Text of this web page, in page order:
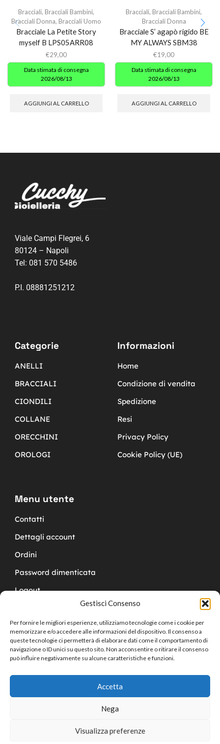
Gestisci Consenso
Per fornire le migliori esperienze, utilizziamo tecnologie come i cookie per
memorizzare e/o accedere alle informazioni del dispositivo. Il consenso a
queste tecnologie ci permetterà di elaborare dati come il comportamento di
navigazione o ID unici su questo sito. Non acconsentire o ritirare il consenso
può influire negativamente su alcune caratteristiche e funzioni.
Accetta
Nega
Visualizza preferenze
Bracciali, Bracciali Bambini,
Bracciali Donna, Bracciali Uomo
Bracciale La Petite Story
myself B LPS05ARR08
€29,00
Data stimata di consegna
2026/08/13
AGGIUNGI AL CARRELLO
Bracciali, Bracciali Bambini,
Bracciali Donna
Bracciale S’ agapò rigido BE
MY ALWAYS SBM38
€19,00
Data stimata di consegna
2026/08/13
AGGIUNGI AL CARRELLO
0
Viale Campi Flegrei, 6
80124 – Napoli
Tel: 081 570 5486
P.I. 08881251212
Categorie
ANELLI
BRACCIALI
CIONDILI
COLLANE
ORECCHINI
OROLOGI
Informazioni
Home
Condizione di vendita
Spedizione
Resi
Privacy Policy
Cookie Policy (UE)
Menu utente
Contatti
Dettagli account
Ordini
Password dimenticata
Logout
Copyright © 2024 Cucchy Gioielleria